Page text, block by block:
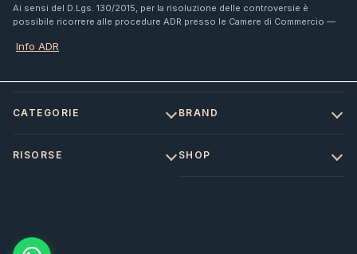
Ai sensi del D.Lgs. 130/2015, per la risoluzione delle controversie è
possibile ricorrere alle procedure ADR presso le Camere di Commercio —
Info ADR
CATEGORIE BRAND
RISORSE SHOP